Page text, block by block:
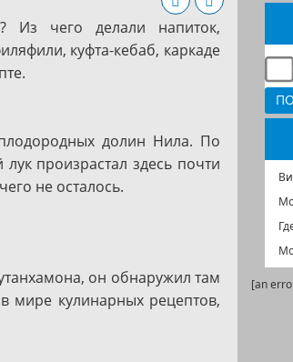
Из чего делали напиток,
куфта-кебаб, каркаде
долин Нила. По
произрастал здесь почти
не осталось.
он обнаружил там
мире кулинарных рецептов,
[an